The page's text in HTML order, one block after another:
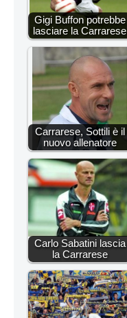
Gigi Buffon potrebbe
lasciare la Carrarese
Carrarese, Sottili è il
nuovo allenatore
Carlo Sabatini lascia
la Carrarese